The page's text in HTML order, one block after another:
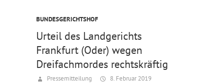
BUNDESGERICHTSHOF
Urteil des Landgerichts
Frankfurt (Oder) wegen
Dreifachmordes rechtskräftig
Pressemitteilung 8. Februar 2019